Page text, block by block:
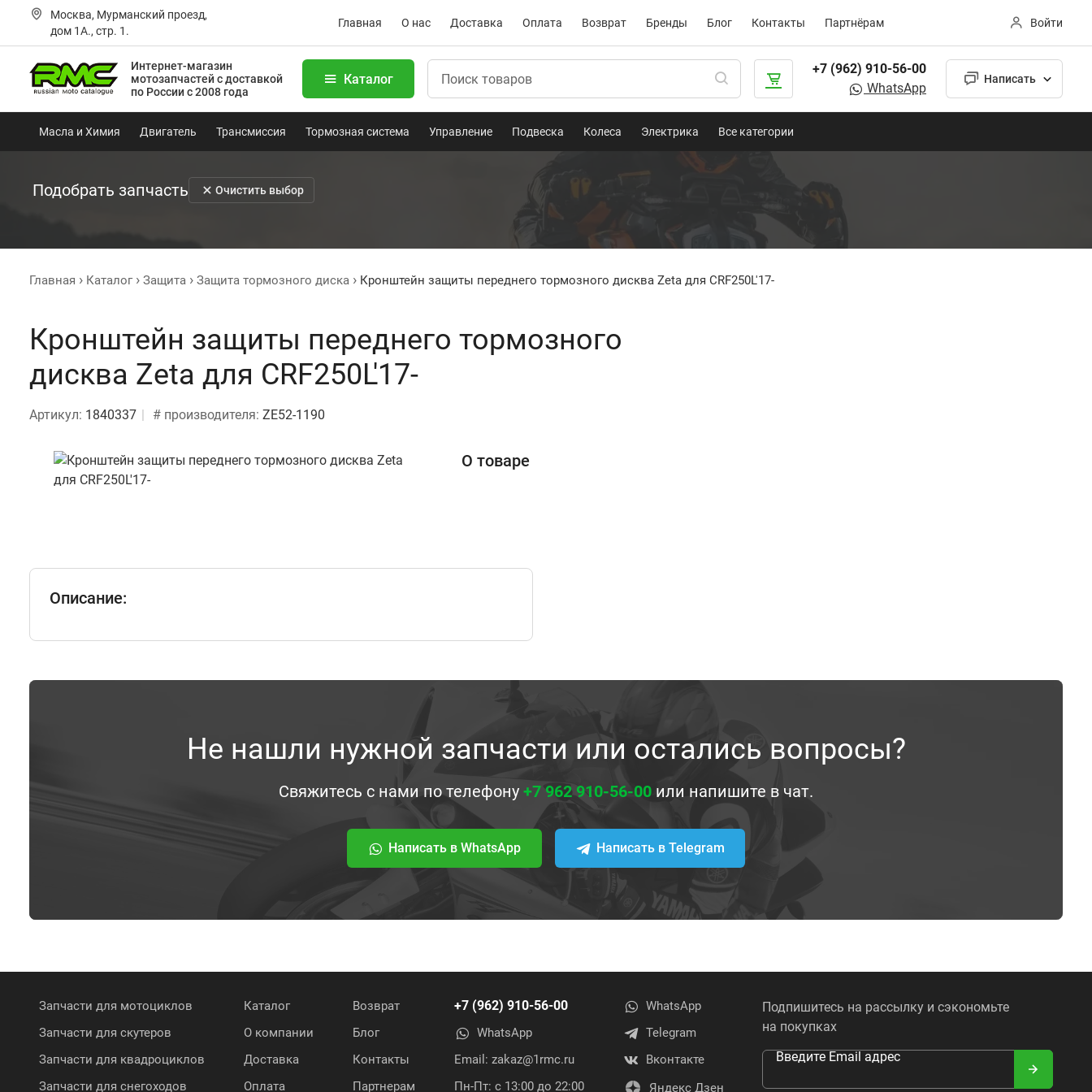
Москва, Мурманский проезд,
дом 1А., стр. 1.
Главная О нас Доставка Оплата Возврат Бренды Блог Контакты Партнёрам Войти
Интернет-магазин
мотозапчастейс доставкой
по России с 2008 года
Каталог
+7 (962) 910-56-00
WhatsApp
Написать
Масла и Химия Двигатель Трансмиссия Тормозная система Управление Подвеска Колеса Электрика Все категории
Подобрать запчасть Очистить выбор
Главная Каталог Защита Защита тормозного диска Кронштейн защиты переднего тормозного дисква Zeta для CRF250L'17-
Кронштейн защиты переднего тормозного
дисква Zeta для CRF250L'17-
Артикул: 1840337 # производителя: ZE52-1190
О товаре
Описание:
Не нашли нужной запчасти или остались вопросы?
Свяжитесь с нами по телефону +7 962 910-56-00 или напишите в чат.
Написать в WhatsApp Написать в Telegram
Запчасти для мотоциклов
Запчасти для скутеров
Запчасти для квадроциклов
Запчасти для снегоходов
Каталог
О компании
Доставка
Оплата
Возврат
Блог
Контакты
Партнерам
+7 (962) 910-56-00
WhatsApp
Email: zakaz@1rmc.ru
Пн-Пт: с 13:00 до 22:00
WhatsApp
Telegram
Вконтакте
Яндекс Дзен
Подпишитесь на рассылку и сэкономьте
на покупках
Введите Email адрес